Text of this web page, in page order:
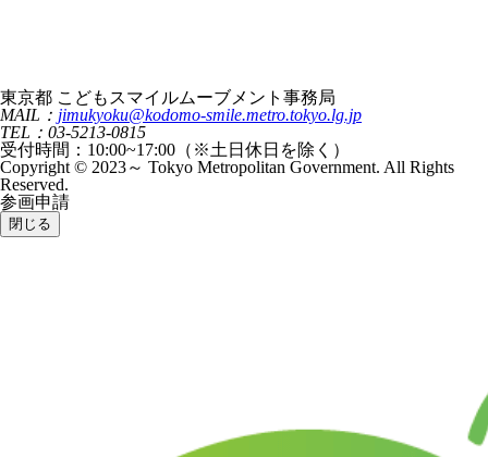
東京都 こどもスマイルムーブメント事務局
MAIL： jimukyoku@kodomo-smile.metro.tokyo.lg.jp
TEL：03-5213-0815
受付時間：10:00~17:00（※土日休日を除く）
Copyright © 2023～ Tokyo Metropolitan Government. All Rights
Reserved.
参画申請
閉じる